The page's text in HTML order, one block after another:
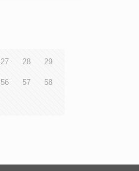
27 28 29
56 57 58